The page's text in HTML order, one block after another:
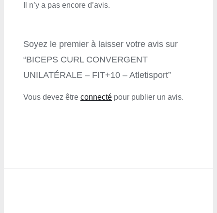
Il n’y a pas encore d’avis.
Soyez le premier à laisser votre avis sur
“BICEPS CURL CONVERGENT
UNILATÉRALE – FIT+10 – Atletisport”
Vous devez être connectépour publier un avis.